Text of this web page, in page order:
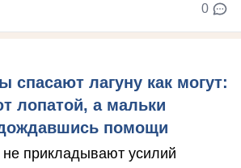
0
спасают лагуну как могут:
лопатой, а мальки
помощи
не прикладывают усилий